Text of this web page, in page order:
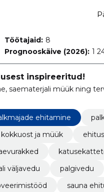
Töötajaid: 8
Prognooskäive (2026): 1
inspireeritud!
saematerjali müük ning
ehitamine
ja müük
ehitus
väljavedu
palgivedu
sauna